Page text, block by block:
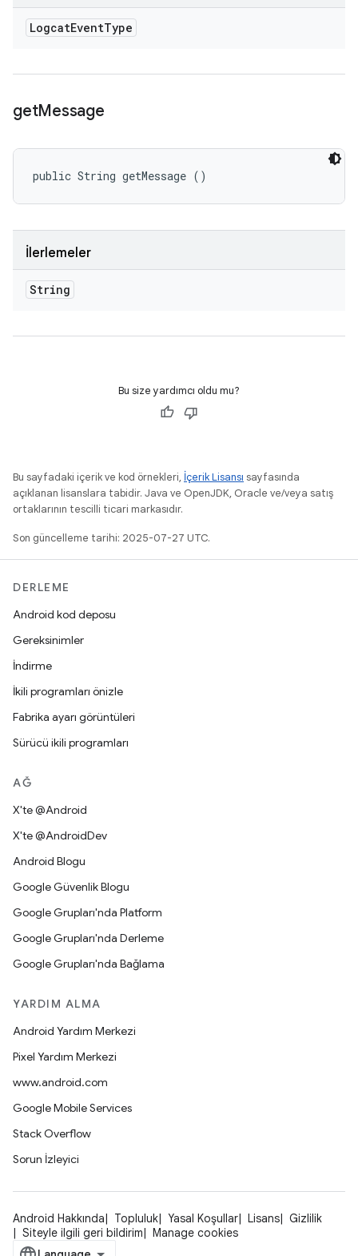
LogcatEventType
getMessage
public String getMessage ()
İlerlemeler
String
Bu size yardımcı oldu mu?
Bu sayfadaki içerik ve kod örnekleri, İçerik Lisansı sayfasında
açıklanan lisanslara tabidir. Java ve OpenJDK, Oracle ve/veya satış
ortaklarının tescilli ticari markasıdır.
Son güncelleme tarihi: 2025-07-27 UTC.
DERLEME
Android kod deposu
Gereksinimler
İndirme
İkili programları önizle
Fabrika ayarı görüntüleri
Sürücü ikili programları
AĞ
X'te @Android
X'te @AndroidDev
Android Blogu
Google Güvenlik Blogu
Google Grupları'nda Platform
Google Grupları'nda Derleme
Google Grupları'nda Bağlama
YARDIM ALMA
Android Yardım Merkezi
Pixel Yardım Merkezi
www.android.com
Google Mobile Services
Stack Overflow
Sorun İzleyici
Android Hakkında Topluluk Yasal Koşullar Lisans
Gizlilik
Siteyle ilgili geri bildirim
Manage cookies